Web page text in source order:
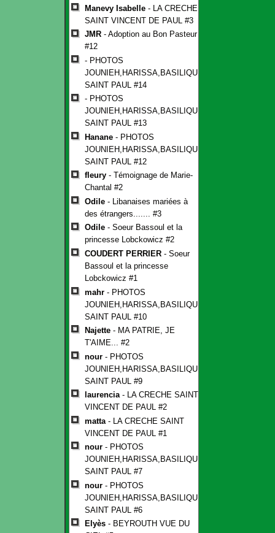
Manevy Isabelle - LA CRECHE
SAINT VINCENT DE PAUL #3
JMR - Adoption au Bon Pasteur
#12
- PHOTOS
JOUNIEH,HARISSA,BASILIQUE
SAINT PAUL #14
- PHOTOS
JOUNIEH,HARISSA,BASILIQUE
SAINT PAUL #13
Hanane - PHOTOS
JOUNIEH,HARISSA,BASILIQUE
SAINT PAUL #12
fleury - Témoignage de Marie-
Chantal #2
Odile - Libanaises mariées à
des étrangers....... #3
Odile - Soeur Bassoul et la
princesse Lobckowicz #2
COUDERT PERRIER - Soeur
Bassoul et la princesse
Lobckowicz #1
mahr - PHOTOS
JOUNIEH,HARISSA,BASILIQUE
SAINT PAUL #10
Najette - MA PATRIE, JE
T'AIME... #2
nour - PHOTOS
JOUNIEH,HARISSA,BASILIQUE
SAINT PAUL #9
laurencia- LA CRECHE SAINT
VINCENT DE PAUL #2
matta - LA CRECHE SAINT
VINCENT DE PAUL #1
nour - PHOTOS
JOUNIEH,HARISSA,BASILIQUE
SAINT PAUL #7
nour - PHOTOS
JOUNIEH,HARISSA,BASILIQUE
SAINT PAUL #6
Elyès - BEYROUTH VUE DU